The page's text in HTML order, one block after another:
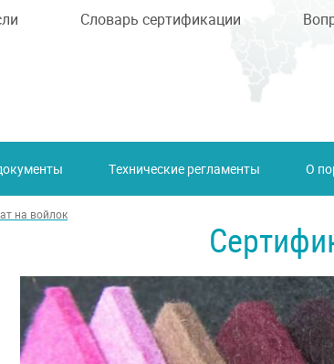
Словарь сертификации
Технические регламенты О
на войлок